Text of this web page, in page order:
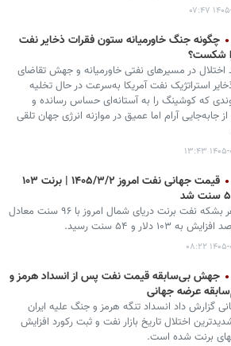
۰۷:۴۷
چگونه جنگ خاورمیانه ستون فقرات ذخایر نفت
شکست؟
اختلال در مسیرهای نفتی خاورمیانه و جهش تقاضای
استراتژیک نفت آمریکا به‌سرعت در حال تخلیه
که کوشینگ را به آستانه‌ای حساس رسانده و
جابه‌جایی آرام اما عمیق در موازنه انرژی جهان تلقی
۱۳:۴۳
قیمت جهانی نفت امروز ۱۴۰۵/۳/۲ | برنت ۱۰۳
قیمت هر بشکه نفت برنت دریای شمال امروز با ۹۶ سنت معادل
۰۸:۲۲
جهش بی‌سابقه قیمت نفت پس از انسداد هرمز و
عرضه جهانی
گزارش داد انسداد تنگه هرمز و جنگ علیه ایران
اختلال تاریخ بازار نفت و ثبت رکورد افزایش
برنت شده است.